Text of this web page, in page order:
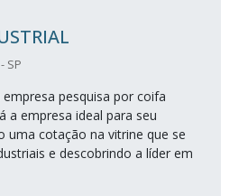
SP
pesquisa por coifa
a empresa ideal para seu
uma cotação na vitrine que se
e descobrindo a líder em